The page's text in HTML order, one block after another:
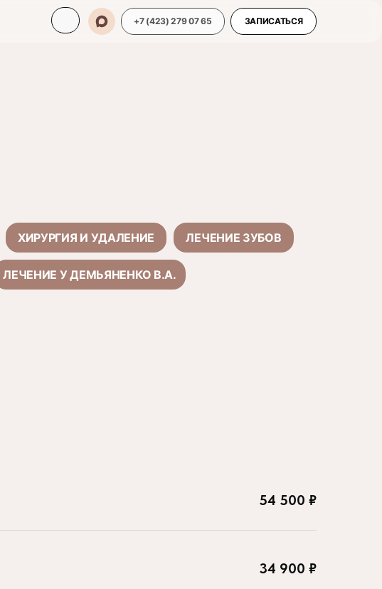
ЗАПИСАТЬСЯ
+7 (423) 279 07 65
ХИРУРГИЯ И УДАЛЕНИЕ ЛЕЧЕНИЕ ЗУБОВ
ЛЕЧЕНИЕ У ДЕМЬЯНЕНКО В.А.
54 500 ₽
34 900 ₽